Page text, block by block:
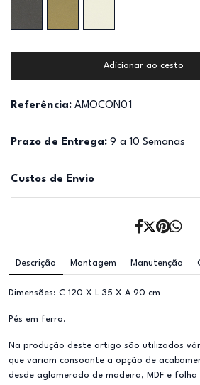
Adicionar ao cesto
Referência: AMOCON01
Prazo de Entrega: 9 a 10 Semanas
Custos de Envio
Descrição Montagem Manutenção
Dimensões: C 120 X L 35 X A 90 cm
Pés em ferro.
Na produção deste artigo são utilizados
que variam consoante a opção de
desde aglomerado de madeira, MDF e